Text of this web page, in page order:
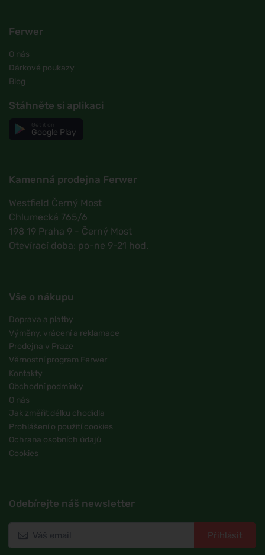
Ferwer
O nás
Dárkové poukazy
Blog
Stáhněte si aplikaci
Google Play
Kamenná prodejna Ferwer
Westfield Černý Most
Chlumecká 765/6
198 19 Praha 9 - Černý Most
Otevírací doba: po-ne 9-21 hod.
Vše o nákupu
Doprava a platby
Výměny, vrácení a reklamace
Prodejna v Praze
Věrnostní program Ferwer
Kontakty
Obchodní podmínky
O nás
Jak změřit délku chodidla
Prohlášení o použití cookies
Ochrana osobních údajů
Cookies
Odebírejte náš newsletter
Přihlásit